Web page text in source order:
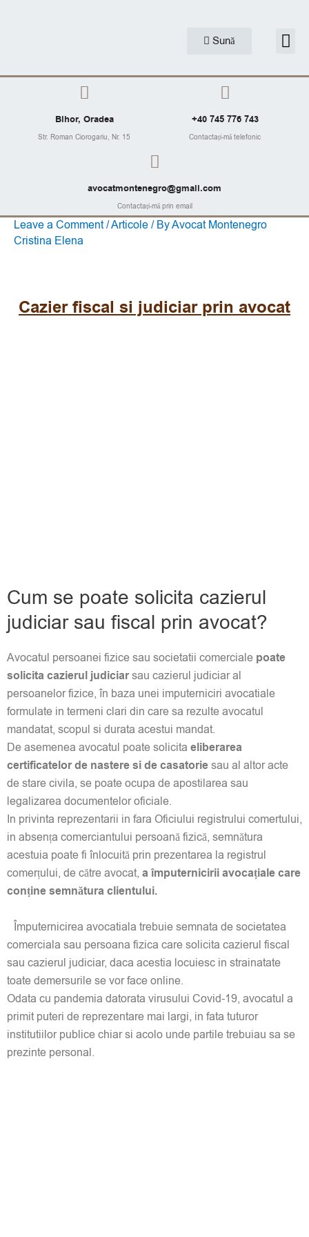
Sună
Bihor, Oradea
Str. Roman Ciorogariu, Nr. 15
+40 745 776 743
Contactați-mă telefonic
avocatmontenegro@gmail.com
Contactați-mă prin email
Leave a Comment/Articole/ ByAvocat Montenegro
Cristina Elena
Cazier fiscal si judiciar prin avocat
Cum se poate solicita cazierul
judiciar sau fiscal prin avocat?
Avocatul persoanei fizice sau societatii comerciale poate
solicita cazierul judiciarsau cazierul judiciar al
persoanelor fizice, în baza unei imputerniciri avocatiale
formulate in termeni clari din care sa rezulte avocatul
mandatat, scopul si durata acestui mandat.
De asemenea avocatul poate solicita eliberarea
certificatelor de nastere si de casatoriesau al altor acte
de stare civila, se poate ocupa de apostilarea sau
legalizarea documentelor oficiale.
In privinta reprezentarii in fara Oficiului registrului comertului,
in absența comerciantului persoană fizică, semnătura
acestuia poate fi înlocuită prin prezentarea la registrul
comerțului, de către avocat, a împuternicirii avocațiale care
conține semnătura clientului.
Împuternicirea avocatiala trebuie semnata de societatea
comerciala sau persoana fizica care solicita cazierul fiscal
sau cazierul judiciar, daca acestia locuiesc in strainatate
toate demersurile se vor face online.
Odata cu pandemia datorata virusului Covid-19, avocatul a
primit puteri de reprezentare mai largi, in fata tuturor
institutiilor publice chiar si acolo unde partile trebuiau sa se
prezinte personal.
Post
navigation